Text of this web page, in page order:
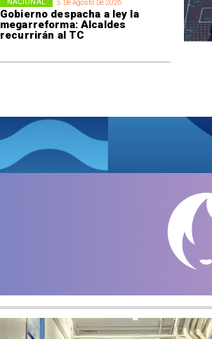
5 De Agosto De 2026
Gobierno despacha a ley la
megarreforma: Alcaldes
recurrirán al TC
NACIONAL